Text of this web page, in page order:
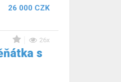
26 000 CZK
26x
s